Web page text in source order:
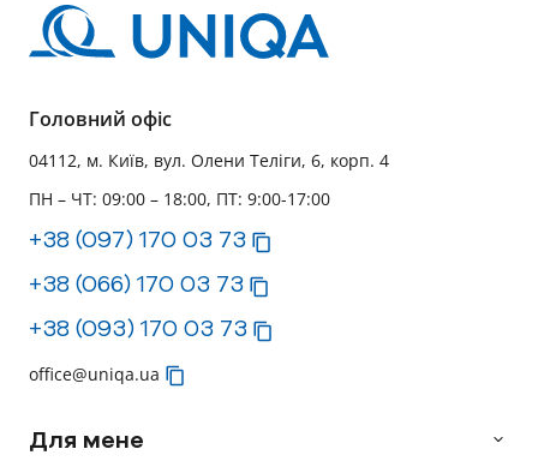
Головний офіс
04112, м. Київ, вул. Олени Теліги, 6, корп. 4
ПН – ЧТ: 09:00 – 18:00, ПТ: 9:00-17:00
+38 (097) 170 03 73
+38 (066) 170 03 73
+38 (093) 170 03 73
office@uniqa.ua
Для мене